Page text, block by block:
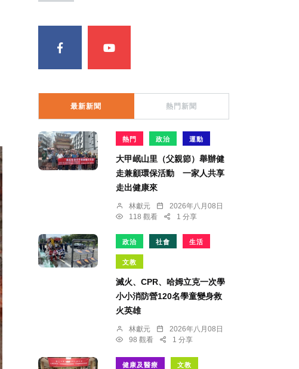
最新新聞 熱門新聞
熱門 政治 運動
大甲岷山里（父親節）舉辦健
走兼顧環保活動 一家人共享
走出健康來
林獻元
2026年八月08日
118 觀看
1 分享
政治 社會 生活
文教
滅火、CPR、哈姆立克一次學
小小消防營120名學童變身救
火英雄
林獻元
2026年八月08日
98 觀看
1 分享
健康及醫療 文教